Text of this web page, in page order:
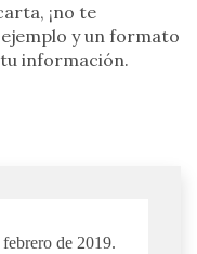
¡no te
y un formato
información.
de 2019.